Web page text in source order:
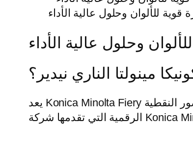
قوية للألوان وحلول عالية الأداء
وحلول عالية الأداء
مينولتا الناري نيدير؟
يعد Konica Minolta Fiery معالجًا قويًا ومرنًا للصور النقطية (RIP) لمطابع الطباعة الرقمية. تُعد Fiery جزءًا لا يتجزأ من حلول الطباعة